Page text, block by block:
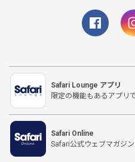
Safari Lounge アプリ
限定の機能もあるアプリ
Safari Online
Safari公式ウェブマガジン